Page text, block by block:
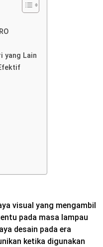
yang Lain
visual yang mengambil
pada masa lampau
desain pada era
ketika digunakan